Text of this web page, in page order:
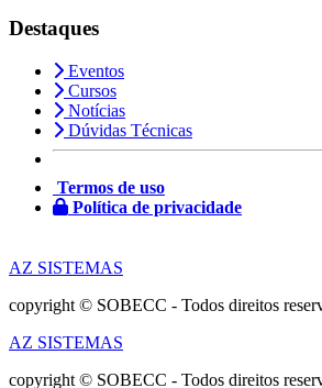
Destaques
Eventos
Cursos
Notícias
Dúvidas Técnicas
Termos de uso
Política de privacidade
AZ SISTEMAS
copyright © SOBECC - Todos direitos
AZ SISTEMAS
copyright © SOBECC - Todos direitos